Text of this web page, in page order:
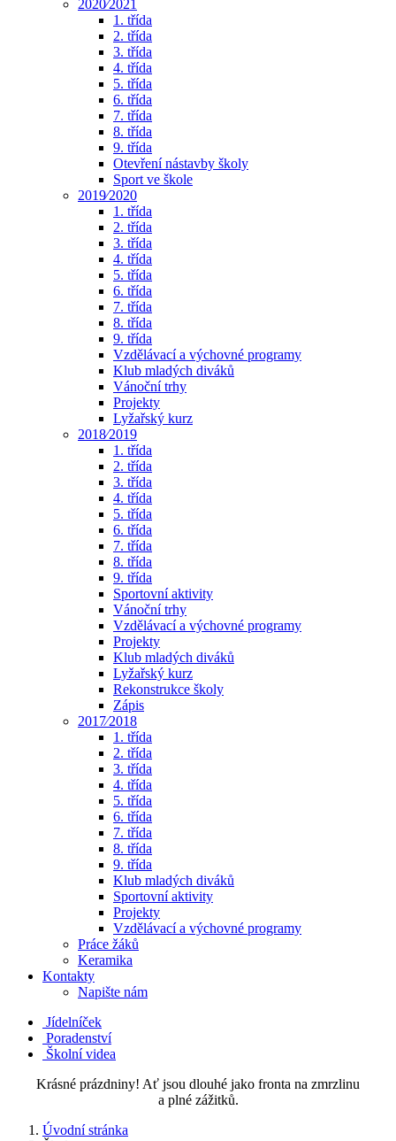
2020⁄2021
1. třída
2. třída
3. třída
4. třída
5. třída
6. třída
7. třída
8. třída
9. třída
Otevření nástavby školy
Sport ve škole
2019⁄2020
1. třída
2. třída
3. třída
4. třída
5. třída
6. třída
7. třída
8. třída
9. třída
Vzdělávací a výchovné programy
Klub mladých diváků
Vánoční trhy
Projekty
Lyžařský kurz
2018⁄2019
1. třída
2. třída
3. třída
4. třída
5. třída
6. třída
7. třída
8. třída
9. třída
Sportovní aktivity
Vánoční trhy
Vzdělávací a výchovné programy
Projekty
Klub mladých diváků
Lyžařský kurz
Rekonstrukce školy
Zápis
2017⁄2018
1. třída
2. třída
3. třída
4. třída
5. třída
6. třída
7. třída
8. třída
9. třída
Klub mladých diváků
Sportovní aktivity
Projekty
Vzdělávací a výchovné programy
Práce žáků
Keramika
Kontakty
Napište nám
Jídelníček
Poradenství
Školní videa
Krásné prázdniny! Ať jsou dlouhé jako fronta na zmrzlinu
a plné zážitků.
Úvodní stránka